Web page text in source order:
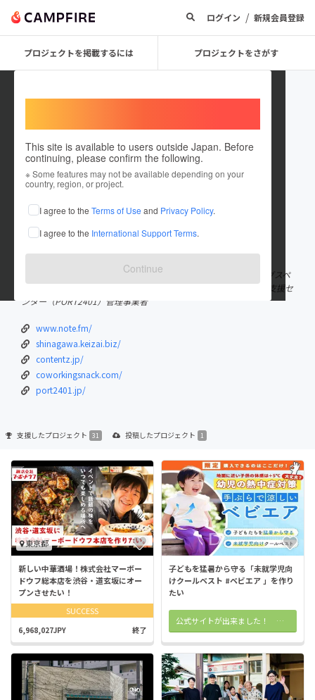
ログイン / 新規会員登録
プロジェクトを掲載するには プロジェクトをさがす
This site is available to users outside Japan. Before
continuing, please confirm the following.
※ Some features may not be available depending on your
country, region, or project.
I agree to the Terms of Use and Privacy Policy.
I agree to the International Support Terms.
Continue
Atsushi Miyawaki
これまでに31回支援して1件のプロジェクトを投稿しています
在住国：日本 現在地：東京都
出身国：日本 出身地：和歌山県
編集者。有限会社ノオト代表。品川経済新聞編集長。コワーキングスペ
ースContentz運営者、コワーキングスナック創業者、西大井創業支援セ
ンター（PORT2401）管理事業者
www.note.fm/
shinagawa.keizai.biz/
contentz.jp/
coworkingsnack.com/
port2401.jp/
支援したプロジェクト 31 投稿したプロジェクト 1
東京都
新しい中華酒場！株式会社マーボー
ドウフ総本店を渋谷・道玄坂にオー
プンさせたい！
SUCCESS
6,968,027JPY 終了
子どもを猛暑から守る「未就学児向
けクールベスト #ベビエア 」を作り
たい
公式サイトが出来ました！ 購入はこちら！